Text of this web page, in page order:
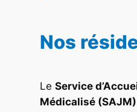
Nos
LeService
Médicalisé (SAJM)